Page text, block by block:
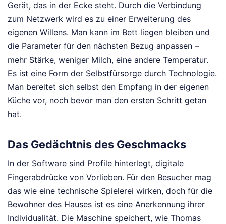
Gerät, das in der Ecke steht. Durch die Verbindung
zum Netzwerk wird es zu einer Erweiterung des
eigenen Willens. Man kann im Bett liegen bleiben und
die Parameter für den nächsten Bezug anpassen –
mehr Stärke, weniger Milch, eine andere Temperatur.
Es ist eine Form der Selbstfürsorge durch Technologie.
Man bereitet sich selbst den Empfang in der eigenen
Küche vor, noch bevor man den ersten Schritt getan
hat.
Das Gedächtnis des Geschmacks
In der Software sind Profile hinterlegt, digitale
Fingerabdrücke von Vorlieben. Für den Besucher mag
das wie eine technische Spielerei wirken, doch für die
Bewohner des Hauses ist es eine Anerkennung ihrer
Individualität. Die Maschine speichert, wie Thomas